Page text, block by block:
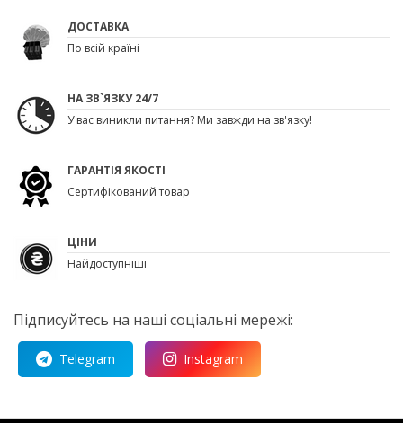
ДОСТАВКА
По всій країні
НА ЗВ`ЯЗКУ 24/7
У вас виникли питання? Ми завжди на зв'язку!
ГАРАНТІЯ ЯКОСТІ
Сертифікований товар
ЦІНИ
Найдоступніші
Підписуйтесь на наші соціальні мережі:
Telegram Instagram